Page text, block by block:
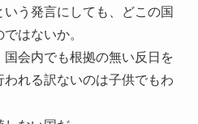
う発言にしても、どこの国
はないか。
国会内でも根拠の無い反日を
れる訳ないのは子供でもわ